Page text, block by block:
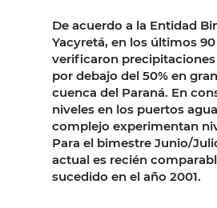
De acuerdo a la Entidad
Yacyretá, en los últimos
verificaron
por debajo del 50% en
cuenca del Paraná. En
niveles en los puertos
complejo experimentan
Para el bimestre Junio/
actual es recién
sucedido en el año 2001.